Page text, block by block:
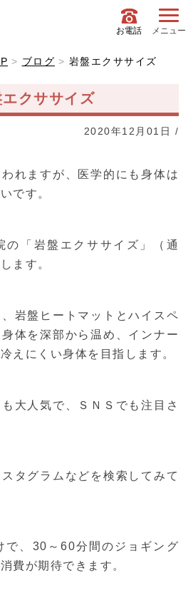
お電話 メニュー
ブログ 岩盤エクササイズ
クササイズ
2020年12月01日 /
れますが、医学的にも身体は
です。
の「岩盤エクササイズ」（通
ます。
岩盤ヒートマットとハイスペ
体を深部から温め、インナー
えにくい身体を目指します。
大人気で、ＳＮＳでも注目さ
タグラムなどを検索してみて
で、30～60分間のジョギング
費が期待できます。